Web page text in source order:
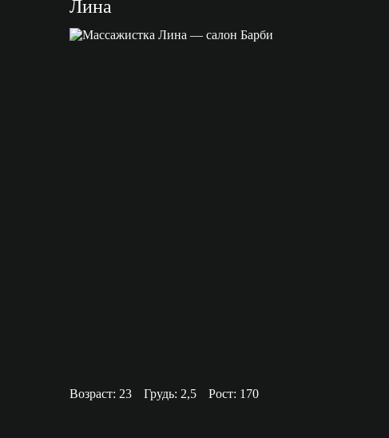
Лина
Возраст: 23 Грудь: 2,5 Рост: 170